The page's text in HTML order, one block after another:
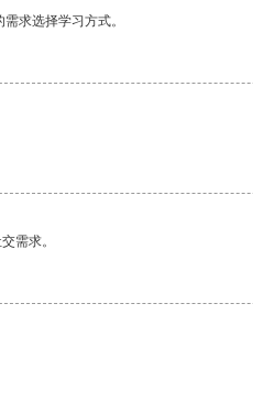
求选择学习方式。
需求。